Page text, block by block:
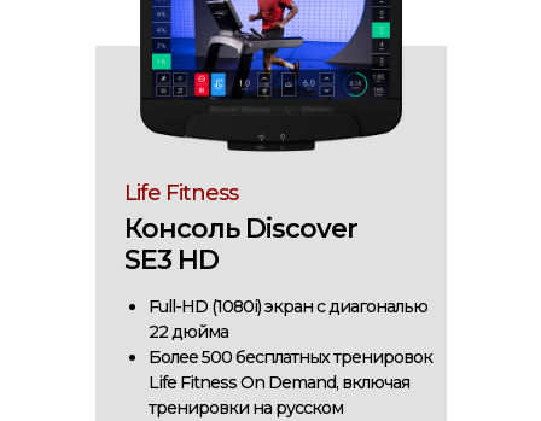
Life Fitness
Консоль Discover
SE3 HD
Full-HD (1080i) экран с диагональю
22 дюйма
Более 500 бесплатных тренировок
Life Fitness On Demand, включая
тренировки на русском